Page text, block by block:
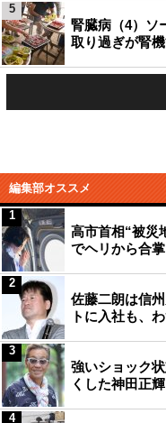
腎臓病（4）ソ
取り過ぎが腎
5
編集部オススメ
高市首相“被災
でヘリから合
1
佐藤二朗は信
トに入社も、
2
強いショック
くした神田正
3
4